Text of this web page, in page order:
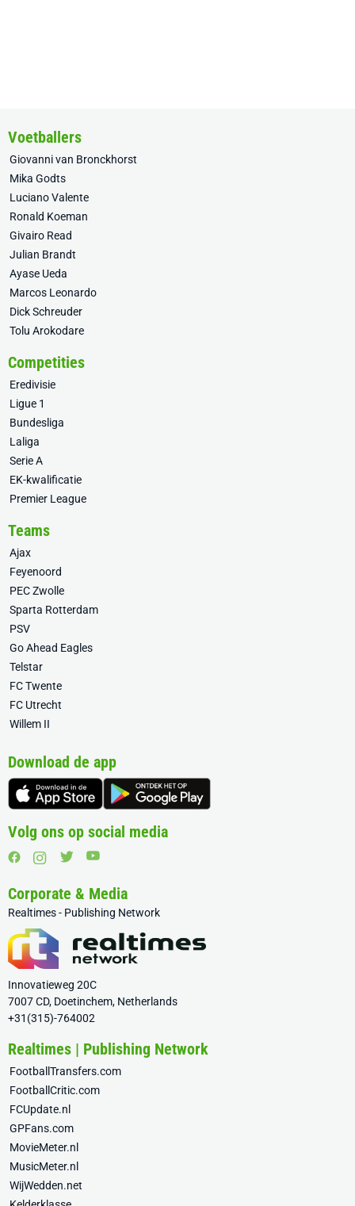
Voetballers
Giovanni van Bronckhorst
Mika Godts
Luciano Valente
Ronald Koeman
Givairo Read
Julian Brandt
Ayase Ueda
Marcos Leonardo
Dick Schreuder
Tolu Arokodare
Competities
Eredivisie
Ligue 1
Bundesliga
Laliga
Serie A
EK-kwalificatie
Premier League
Teams
Ajax
Feyenoord
PEC Zwolle
Sparta Rotterdam
PSV
Go Ahead Eagles
Telstar
FC Twente
FC Utrecht
Willem II
Download de app
Volg ons op social media
Corporate & Media
Realtimes - Publishing Network
Innovatieweg 20C
7007 CD, Doetinchem, Netherlands
+31(315)-764002
Realtimes | Publishing Network
FootballTransfers.com
FootballCritic.com
FCUpdate.nl
GPFans.com
MovieMeter.nl
MusicMeter.nl
WijWedden.net